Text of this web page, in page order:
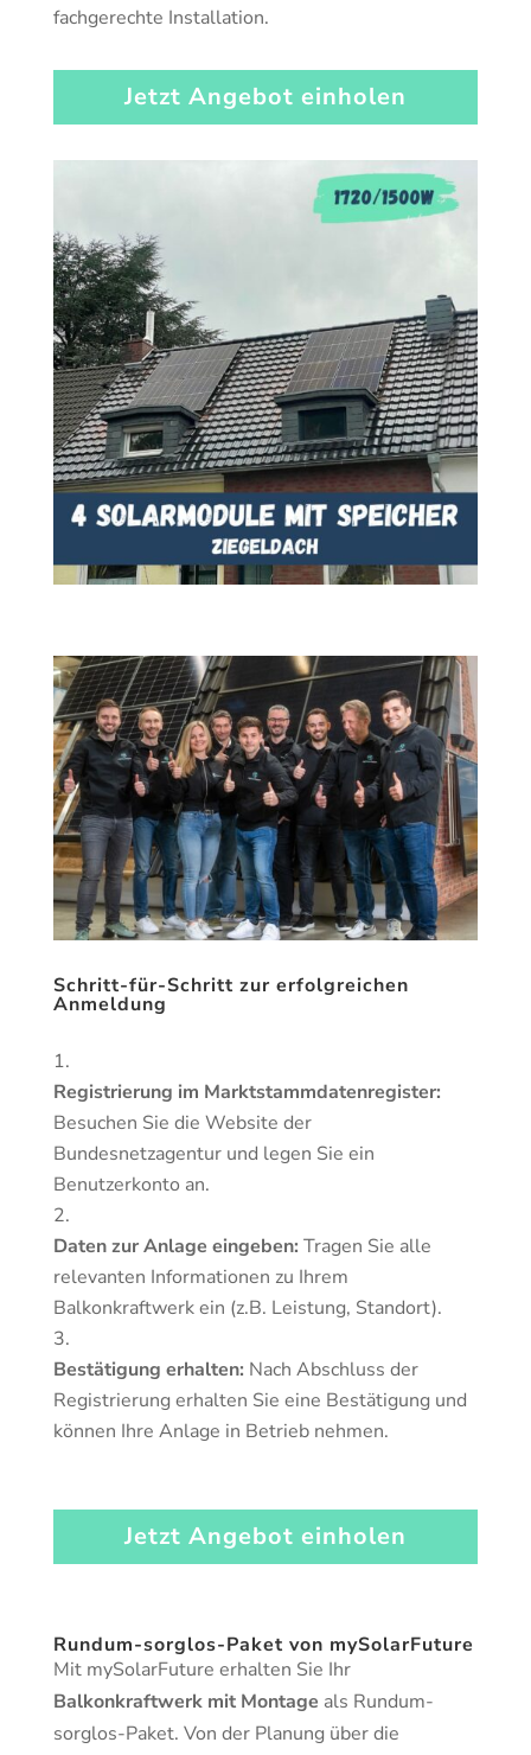
fachgerechte Installation.
Jetzt Angebot einholen
Schritt-für-Schritt zur erfolgreichen
Anmeldung
Registrierung im Marktstammdatenregister:
Besuchen Sie die Website der
Bundesnetzagentur und legen Sie ein
Benutzerkonto an.
Daten zur Anlage eingeben: Tragen Sie alle
relevanten Informationen zu Ihrem
Balkonkraftwerk ein (z.B. Leistung, Standort).
Bestätigung erhalten: Nach Abschluss der
Registrierung erhalten Sie eine Bestätigung und
können Ihre Anlage in Betrieb nehmen.
Jetzt Angebot einholen
Rundum-sorglos-Paket von mySolarFuture
Mit mySolarFuture erhalten Sie Ihr
Balkonkraftwerk mit Montage als Rundum-
sorglos-Paket. Von der Planung über die